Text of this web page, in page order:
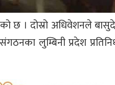
छ । दोस्रो अधिवेशनले
लुम्बिनी प्रदेश